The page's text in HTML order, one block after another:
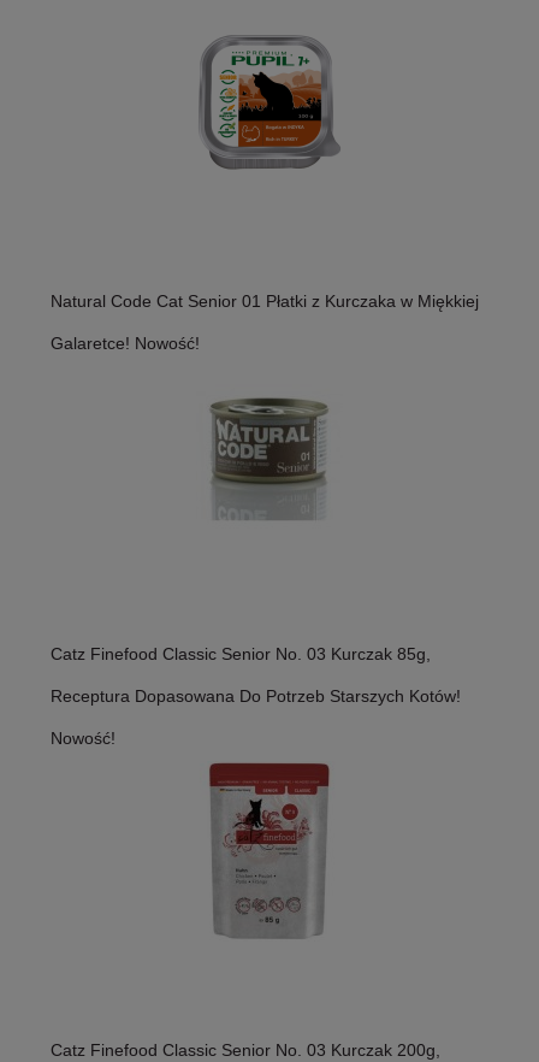
Natural Code Cat Senior 01 Płatki z Kurczaka w Miękkiej
Galaretce! Nowość!
Catz Finefood Classic Senior No. 03 Kurczak 85g,
Receptura Dopasowana Do Potrzeb Starszych Kotów!
Nowość!
Catz Finefood Classic Senior No. 03 Kurczak 200g,